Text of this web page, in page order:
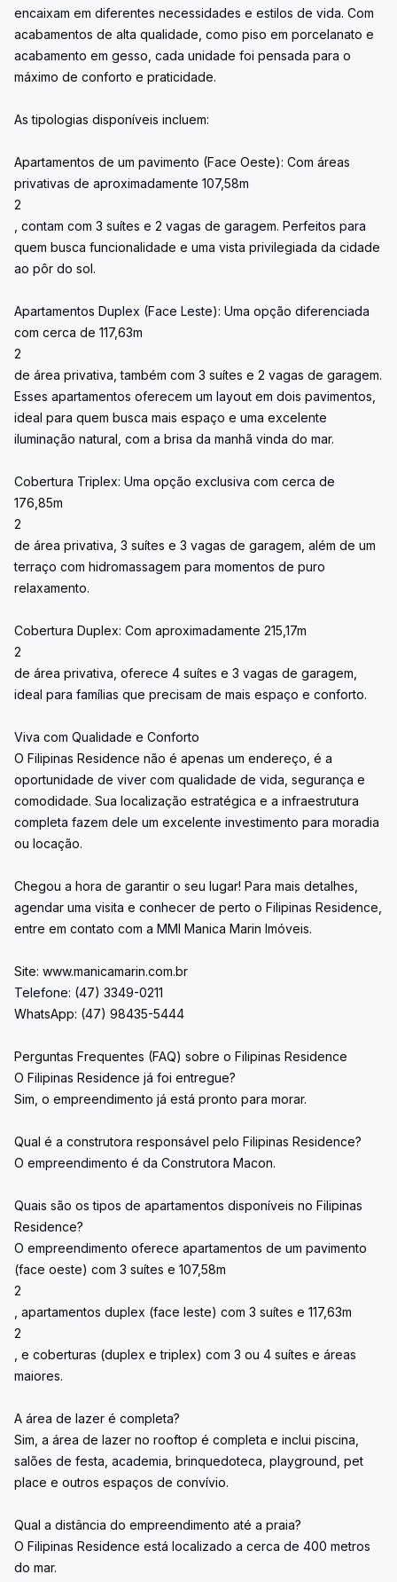
encaixam em diferentes necessidades e estilos de vida. Com
acabamentos de alta qualidade, como piso em porcelanato e
acabamento em gesso, cada unidade foi pensada para o
máximo de conforto e praticidade.
As tipologias disponíveis incluem:
Apartamentos de um pavimento (Face Oeste): Com áreas
privativas de aproximadamente 107,58m
2
, contam com 3 suítes e 2 vagas de garagem. Perfeitos para
quem busca funcionalidade e uma vista privilegiada da cidade
ao pôr do sol.
Apartamentos Duplex (Face Leste): Uma opção diferenciada
com cerca de 117,63m
2
de área privativa, também com 3 suítes e 2 vagas de garagem.
Esses apartamentos oferecem um layout em dois pavimentos,
ideal para quem busca mais espaço e uma excelente
iluminação natural, com a brisa da manhã vinda do mar.
Cobertura Triplex: Uma opção exclusiva com cerca de
176,85m
2
de área privativa, 3 suítes e 3 vagas de garagem, além de um
terraço com hidromassagem para momentos de puro
relaxamento.
Cobertura Duplex: Com aproximadamente 215,17m
2
de área privativa, oferece 4 suítes e 3 vagas de garagem,
ideal para famílias que precisam de mais espaço e conforto.
Viva com Qualidade e Conforto
O Filipinas Residence não é apenas um endereço, é a
oportunidade de viver com qualidade de vida, segurança e
comodidade. Sua localização estratégica e a infraestrutura
completa fazem dele um excelente investimento para moradia
ou locação.
Chegou a hora de garantir o seu lugar! Para mais detalhes,
agendar uma visita e conhecer de perto o Filipinas Residence,
entre em contato com a MMI Manica Marin Imóveis.
Site: www.manicamarin.com.br
Telefone: (47) 3349-0211
WhatsApp: (47) 98435-5444
Perguntas Frequentes (FAQ) sobre o Filipinas Residence
O Filipinas Residence já foi entregue?
Sim, o empreendimento já está pronto para morar.
Qual é a construtora responsável pelo Filipinas Residence?
O empreendimento é da Construtora Macon.
Quais são os tipos de apartamentos disponíveis no Filipinas
Residence?
O empreendimento oferece apartamentos de um pavimento
(face oeste) com 3 suítes e 107,58m
2
, apartamentos duplex (face leste) com 3 suítes e 117,63m
2
, e coberturas (duplex e triplex) com 3 ou 4 suítes e áreas
maiores.
A área de lazer é completa?
Sim, a área de lazer no rooftop é completa e inclui piscina,
salões de festa, academia, brinquedoteca, playground, pet
place e outros espaços de convívio.
Qual a distância do empreendimento até a praia?
O Filipinas Residence está localizado a cerca de 400 metros
do mar.